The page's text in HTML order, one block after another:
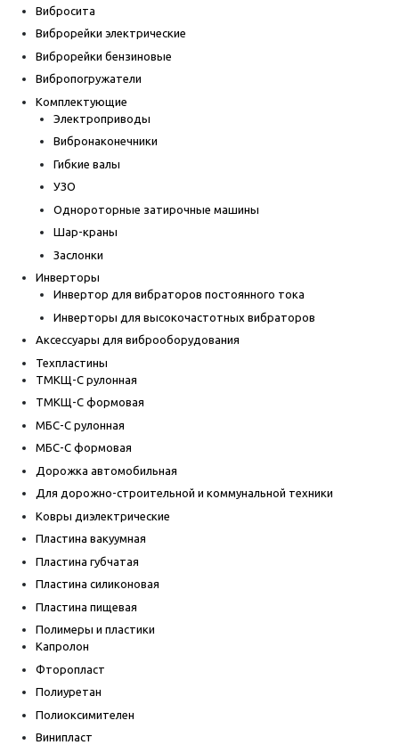
Вибросита
Виброрейки электрические
Виброрейки бензиновые
Вибропогружатели
Комплектующие
Электроприводы
Вибронаконечники
Гибкие валы
УЗО
Однороторные затирочные машины
Шар-краны
Заслонки
Инверторы
Инвертор для вибраторов постоянного тока
Инверторы для высокочастотных вибраторов
Аксессуары для виброоборудования
Техпластины
ТМКЩ-С рулонная
ТМКЩ-С формовая
МБС-С рулонная
МБС-С формовая
Дорожка автомобильная
Для дорожно-строительной и коммунальной техники
Ковры диэлектрические
Пластина вакуумная
Пластина губчатая
Пластина силиконовая
Пластина пищевая
Полимеры и пластики
Капролон
Фторопласт
Полиуретан
Полиоксимителен
Винипласт